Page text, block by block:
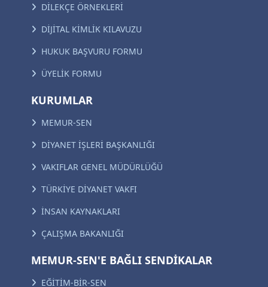
DİLEKÇE ÖRNEKLERİ
DİJİTAL KİMLİK KILAVUZU
HUKUK BAŞVURU FORMU
ÜYELİK FORMU
KURUMLAR
MEMUR-SEN
DİYANET İŞLERİ BAŞKANLIĞI
VAKIFLAR GENEL MÜDÜRLÜĞÜ
TÜRKİYE DİYANET VAKFI
İNSAN KAYNAKLARI
ÇALIŞMA BAKANLIĞI
MEMUR-SEN'E BAĞLI SENDİKALAR
EĞİTİM-BİR-SEN